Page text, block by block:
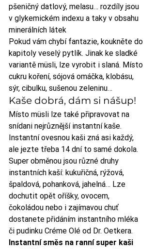
pšeničný datlový, melasu… rozdíly jsou
v glykemickém indexu a taky v obsahu
minerálních látek
Pokud vám chybí fantazie, koukněte do
kapitoly veselý pytlík. Jinak ke sladké
variantě müsli, lze vyrobit i slaná. Místo
cukru koření, sójová omáčka, klobásu,
sýr, cibulku, sušenou zeleninu…
Kaše dobrá, dám si nášup!
Místo müsli lze také připravovat na
snídani nejrůznější instantní kaše.
Instantní ovesnou kaši zná asi každý,
ale jezte třeba 14 dní to samé dokola.
Super obměnou jsou různé druhy
instantních kaší: kukuřičná, rýžová,
špaldová, pohanková, jahelná… Lze
dochutit opět oříšky, ovocem,
čokoládou nebo i zajímavou chuť
dostanete přidáním instantního mléka
či pudinku Créme Olé od Dr. Oetkera.
Instantní směs na ranní super kaši